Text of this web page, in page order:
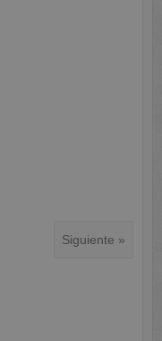
Siguiente »